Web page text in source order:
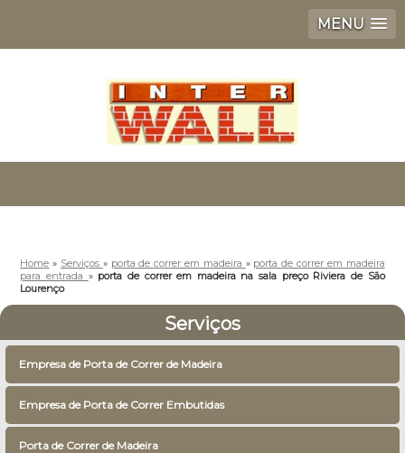
MENU
Home » Serviços » porta de correr em madeira » porta de correr em madeira
para entrada » porta de correr em madeira na sala preço Riviera de São
Lourenço
Serviços
Empresa de Porta de Correr de Madeira
Empresa de Porta de Correr Embutidas
Porta de Correr de Madeira